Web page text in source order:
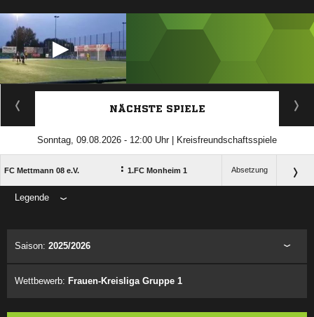
ANZEIGE
NÄCHSTE SPIELE
Sonntag, 09.08.2026 - 12:00 Uhr | Kreisfreundschaftsspiele
FC Mettmann 08 e.V. : 1.FC Monheim 1 Absetzung
Legende
Saison: 2025/2026
Wettbewerb: Frauen-Kreisliga Gruppe 1